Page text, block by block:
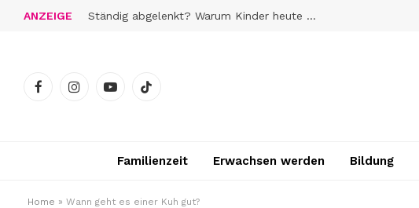
ANZEIGE Ständig abgelenkt? Warum Kinder heute schwerer zur Ruhe finden
FacebookInstagramYouTubeTikTok
Familienzeit Erwachsen werden Bildung
Home » Wann geht es einer Kuh gut?